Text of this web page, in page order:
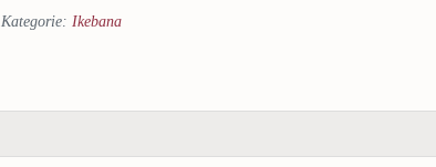
Kategorie: Ikebana